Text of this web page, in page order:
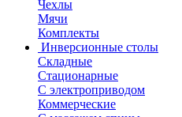
Чехлы
Мячи
Комплекты
Инверсионные столы
Складные
Стационарные
С электроприводом
Коммерческие